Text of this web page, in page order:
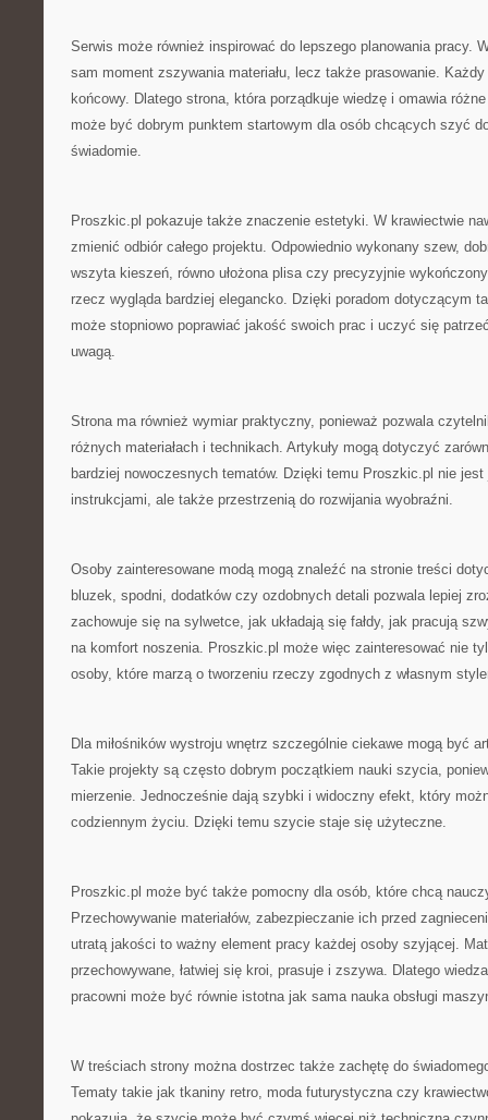
Serwis może również inspirować do lepszego planowania pracy.
sam moment zszywania materiału, lecz także prasowanie. Każdy
końcowy. Dlatego strona, która porządkuje wiedzę i omawia
może być dobrym punktem startowym dla osób chcących szyć
świadomie.
Proszkic.pl pokazuje także znaczenie estetyki. W krawiectwie
zmienić odbiór całego projektu. Odpowiednio wykonany szew,
wszyta kieszeń, równo ułożona plisa czy precyzyjnie
rzecz wygląda bardziej elegancko. Dzięki poradom dotyczącym
może stopniowo poprawiać jakość swoich prac i uczyć się
uwagą.
Strona ma również wymiar praktyczny, ponieważ pozwala
różnych materiałach i technikach. Artykuły mogą dotyczyć
bardziej nowoczesnych tematów. Dzięki temu Proszkic.pl nie
instrukcjami, ale także przestrzenią do rozwijania wyobraźni.
Osoby zainteresowane modą mogą znaleźć na stronie treści
bluzek, spodni, dodatków czy ozdobnych detali pozwala lepiej
zachowuje się na sylwetce, jak układają się fałdy, jak pracują
na komfort noszenia. Proszkic.pl może więc zainteresować nie
osoby, które marzą o tworzeniu rzeczy zgodnych z własnym
Dla miłośników wystroju wnętrz szczególnie ciekawe mogą być
Takie projekty są często dobrym początkiem nauki szycia,
mierzenie. Jednocześnie dają szybki i widoczny efekt, który
codziennym życiu. Dzięki temu szycie staje się użyteczne.
Proszkic.pl może być także pomocny dla osób, które chcą
Przechowywanie materiałów, zabezpieczanie ich przed
utratą jakości to ważny element pracy każdej osoby szyjącej.
przechowywane, łatwiej się kroi, prasuje i zszywa. Dlatego
pracowni może być równie istotna jak sama nauka obsługi
W treściach strony można dostrzec także zachętę do
Tematy takie jak tkaniny retro, moda futurystyczna czy